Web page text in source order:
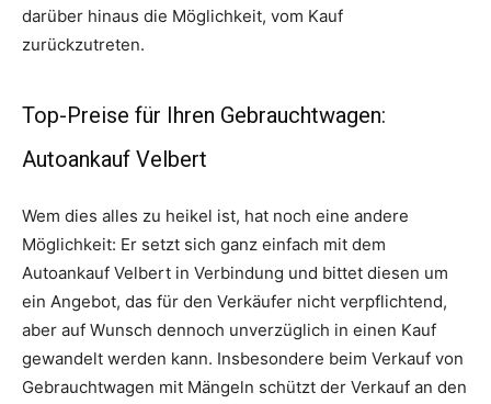
darüber hinaus die Möglichkeit, vom Kauf
zurückzutreten.
Top-Preise für Ihren Gebrauchtwagen:
Autoankauf Velbert
Wem dies alles zu heikel ist, hat noch eine andere
Möglichkeit: Er setzt sich ganz einfach mit dem
Autoankauf Velbert in Verbindung und bittet diesen um
ein Angebot, das für den Verkäufer nicht verpflichtend,
aber auf Wunsch dennoch unverzüglich in einen Kauf
gewandelt werden kann. Insbesondere beim Verkauf von
Gebrauchtwagen mit Mängeln schützt der Verkauf an den